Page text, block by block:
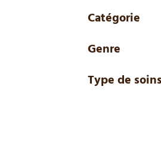
Catégorie
Genre
Type de soins